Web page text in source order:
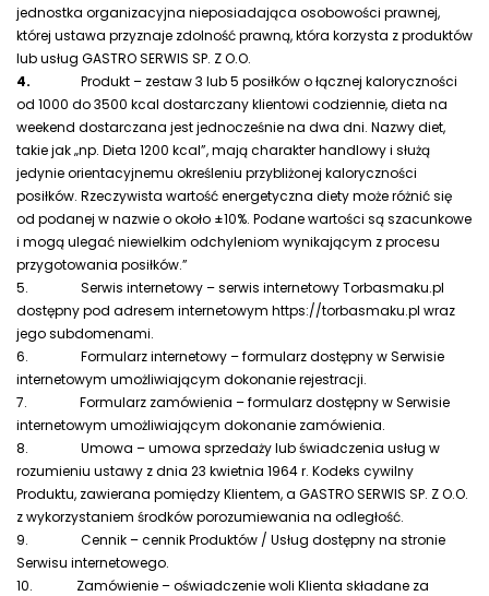
jednostka organizacyjna nieposiadająca osobowości prawnej,
której ustawa przyznaje zdolność prawną, która korzysta z produktów
lub usług GASTRO SERWIS SP. Z O.O.
4.
Produkt – zestaw 3 lub 5 posiłków o łącznej kaloryczności
od 1000 do 3500 kcal dostarczany klientowi codziennie, dieta na
weekend dostarczana jest jednocześnie na dwa dni. Nazwy diet,
takie jak „np. Dieta 1200 kcal”, mają charakter handlowy i służą
jedynie orientacyjnemu określeniu przybliżonej kaloryczności
posiłków. Rzeczywista wartość energetyczna diety może różnić się
od podanej w nazwie o około ±10%. Podane wartości są szacunkowe
i mogą ulegać niewielkim odchyleniom wynikającym z procesu
przygotowania posiłków.”
5.
Serwis internetowy – serwis internetowy Torbasmaku.pl
dostępny pod adresem internetowym https://torbasmaku.pl wraz
jego subdomenami.
6.
Formularz internetowy – formularz dostępny w Serwisie
internetowym umożliwiającym dokonanie rejestracji.
7.
Formularz zamówienia – formularz dostępny w Serwisie
internetowym umożliwiającym dokonanie zamówienia.
8.
Umowa – umowa sprzedaży lub świadczenia usług w
rozumieniu ustawy z dnia 23 kwietnia 1964 r. Kodeks cywilny
Produktu, zawierana pomiędzy Klientem, a GASTRO SERWIS SP. Z O.O.
z wykorzystaniem środków porozumiewania na odległość.
9.
Cennik – cennik Produktów / Usług dostępny na stronie
Serwisu internetowego.
10.
Zamówienie – oświadczenie woli Klienta składane za